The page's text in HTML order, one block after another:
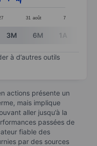
31 août 7
3M 6M 1A
à d’autres outils
actions présente un
mais implique
aller jusqu’à la
passées de
fiable des
par des sources